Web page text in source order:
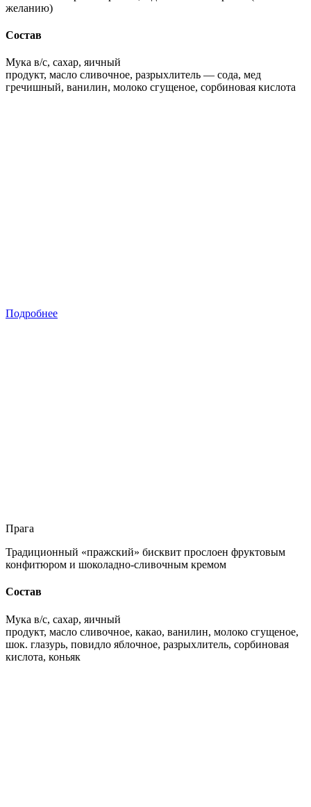
желанию)
Состав
Мука в/с, сахар, яичный
продукт, масло сливочное, разрыхлитель — сода, мед
гречишный, ванилин, молоко сгущеное, сорбиновая кислота
Подробнее
Прага
Традиционный «пражский» бисквит прослоен фруктовым
конфитюром и шоколадно-сливочным кремом
Состав
Мука в/с, сахар, яичный
продукт, масло сливочное, какао, ванилин, молоко сгущеное,
шок. глазурь, повидло яблочное, разрыхлитель, сорбиновая
кислота, коньяк